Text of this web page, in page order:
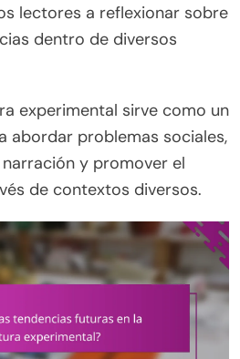
lectores a reflexionar sobre
dentro de diversos
experimental sirve como un
abordar problemas sociales,
y promover el
de contextos diversos.